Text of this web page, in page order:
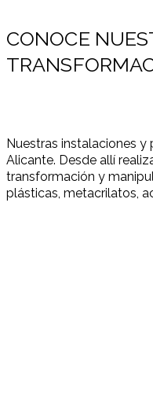
CONOCE
Nuestras instalaciones y
Alicante. Desde allí
transformación y
plásticas, metacrilatos,